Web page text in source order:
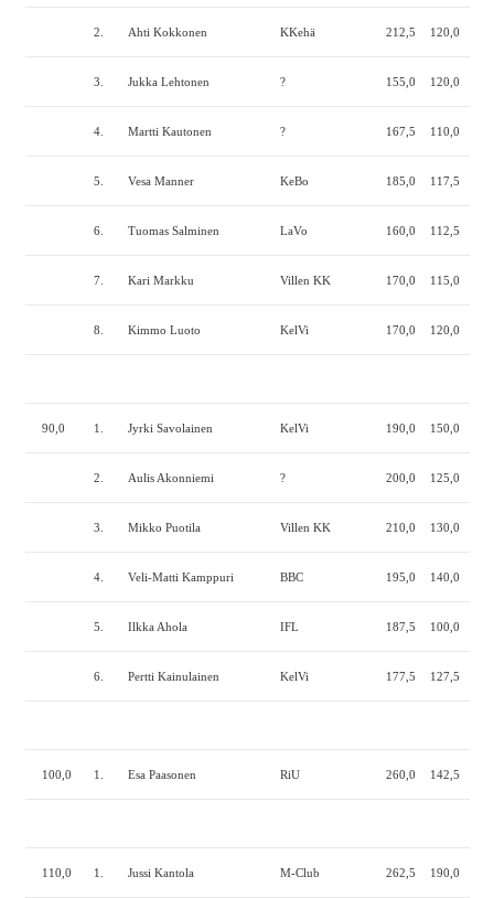
2. Ahti Kokkonen KKehä 212,5 120,0
3. Jukka Lehtonen ? 155,0 120,0
4. Martti Kautonen ? 167,5 110,0
5. Vesa Manner KeBo 185,0 117,5
6. Tuomas Salminen LaVo 160,0 112,5
7. Kari Markku Villen KK 170,0 115,0
8. Kimmo Luoto KelVi 170,0 120,0
90,0 1. Jyrki Savolainen KelVi 190,0 150,0
2. Aulis Akonniemi ? 200,0 125,0
3. Mikko Puotila Villen KK 210,0 130,0
4. Veli-Matti Kamppuri BBC 195,0 140,0
5. Ilkka Ahola IFL 187,5 100,0
6. Pertti Kainulainen KelVi 177,5 127,5
100,0 1. Esa Paasonen RiU 260,0 142,5
110,0 1. Jussi Kantola M-Club 262,5 190,0